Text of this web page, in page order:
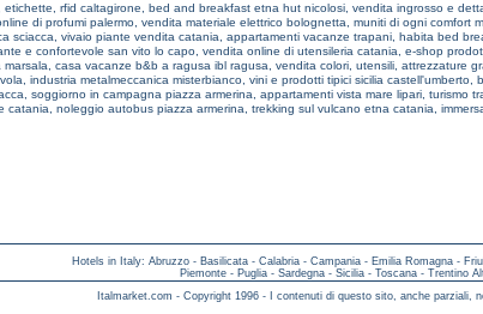
etichette, rfid caltagirone, bed and breakfast etna hut nicolosi, vendita ingrosso e
di profumi palermo, vendita materiale elettrico bolognetta, muniti di ogni comfort
sciacca, vivaio piante vendita catania, appartamenti vacanze trapani, habita bed
e confortevole san vito lo capo, vendita online di utensileria catania, e-shop
casa vacanze b&b a ragusa ibl ragusa, vendita colori, utensili, attrezzature
industria metalmeccanica misterbianco, vini e prodotti tipici sicilia castell'umberto,
soggiorno in campagna piazza armerina, appartamenti vista mare lipari, turismo
catania, noleggio autobus piazza armerina, trekking sul vulcano etna catania,
Hotels in Italy: Abruzzo - Basilicata - Calabria - Campania - Emilia Romagna -
Piemonte- Puglia- Sardegna- Sicilia- Toscana- Trentino
Italmarket.com - Copyright 1996 - I contenuti di questo sito, anche parziali,